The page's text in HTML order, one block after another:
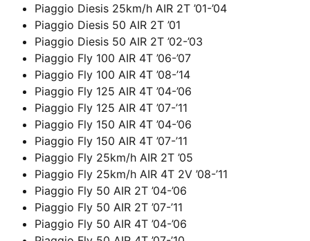
Piaggio Diesis 25km/h AIR 2T ’01-’04
Piaggio Diesis 50 AIR 2T ’01
Piaggio Diesis 50 AIR 2T ’02-’03
Piaggio Fly 100 AIR 4T ’06-’07
Piaggio Fly 100 AIR 4T ’08-’14
Piaggio Fly 125 AIR 4T ’04-’06
Piaggio Fly 125 AIR 4T ’07-’11
Piaggio Fly 150 AIR 4T ’04-’06
Piaggio Fly 150 AIR 4T ’07-’11
Piaggio Fly 25km/h AIR 2T ’05
Piaggio Fly 25km/h AIR 4T 2V ’08-’11
Piaggio Fly 50 AIR 2T ’04-’06
Piaggio Fly 50 AIR 2T ’07-’11
Piaggio Fly 50 AIR 4T ’04-’06